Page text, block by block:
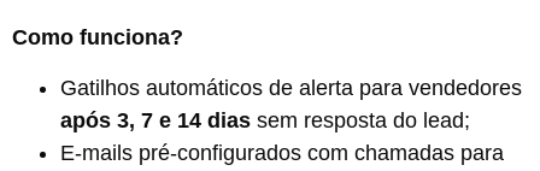
Como funciona?
Gatilhos automáticos de alerta para vendedores
após 3, 7 e 14 dias sem resposta do lead;
E-mails pré-configurados com chamadas para